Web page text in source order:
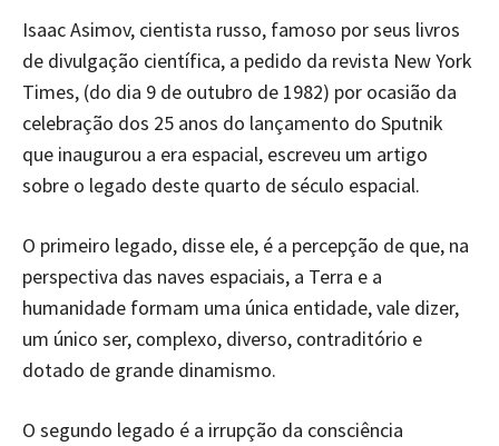
Isaac Asimov, cientista russo, famoso por seus livros
de divulgação científica, a pedido da revista New York
Times, (do dia 9 de outubro de 1982) por ocasião da
celebração dos 25 anos do lançamento do Sputnik
que inaugurou a era espacial, escreveu um artigo
sobre o legado deste quarto de século espacial.
O primeiro legado, disse ele, é a percepção de que, na
perspectiva das naves espaciais, a Terra e a
humanidade formam uma única entidade, vale dizer,
um único ser, complexo, diverso, contraditório e
dotado de grande dinamismo.
O segundo legado é a irrupção da consciência